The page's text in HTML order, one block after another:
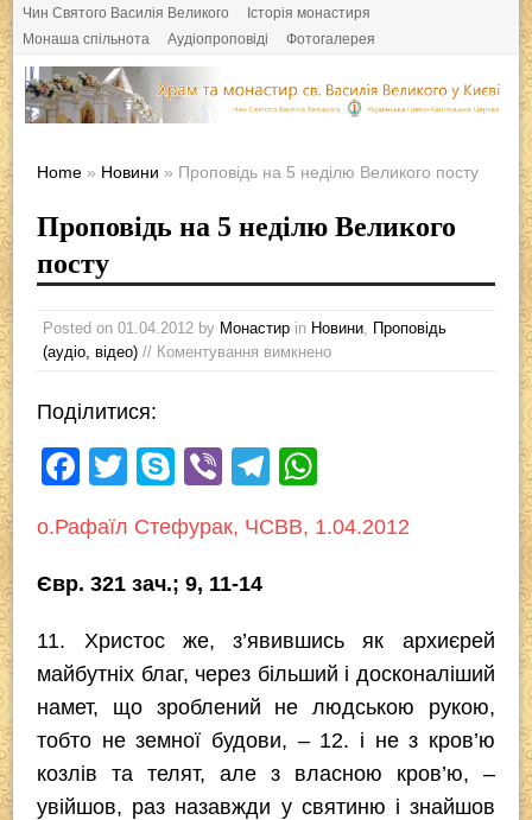
Чин Святого Василія Великого
Історія монастиря
Монаша спільнота
Аудіопроповіді Фотогалерея
Home » Новини » Проповідь на 5 неділю Великого посту
Проповідь на 5 неділю Великого
посту
Posted on01.04.2012 by Монастир in Новини Проповідь
(аудіо, відео) // Коментування вимкнено
Поділитися:
F
c
e
o
o
k
T
tt
er
S
p
e
Vi
er
T
e
m
at
p
p
о.Рафаїл Стефурак, ЧСВВ, 1.04.2012
Євр. 321 зач.; 9, 11-14
11. Христос же, з’явившись як архиєрей
майбутніх благ, через більший і досконаліший
намет, що зроблений не людською рукою,
тобто не земної будови, – 12. і не з кров’ю
козлів та телят, але з власною кров’ю, –
увійшов, раз назавжди у святиню і знайшов